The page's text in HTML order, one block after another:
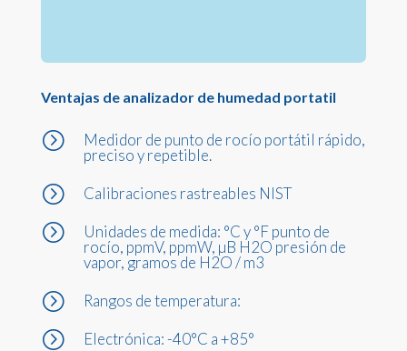
Ventajas de analizador de humedad portatil
=
Medidor de punto de rocío portátil rápido,
preciso y repetible.
= Calibraciones rastreables NIST
=
Unidades de medida: °C y °F punto de
rocío, ppmV, ppmW, µB H2O presión de
vapor, gramos de H2O / m3
= Rangos de temperatura:
= Electrónica: -40°C a +85°